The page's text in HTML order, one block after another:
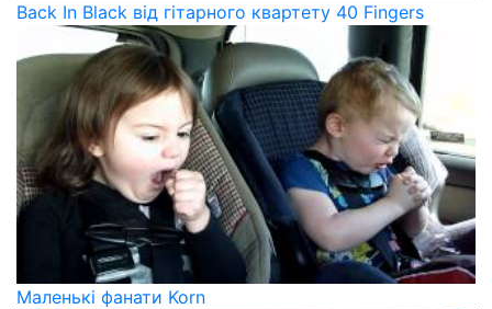
Back In Black від гітарного квартету 40 Fingers
Маленькі фанати Korn